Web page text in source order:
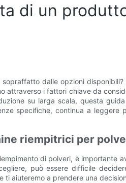
di un
dalle opzioni
attraverso i fattori chiave da
su larga scala, questa
specifiche, continua a
riempitrici per
di polveri, è
può essere difficile
aiuteremo a prendere una